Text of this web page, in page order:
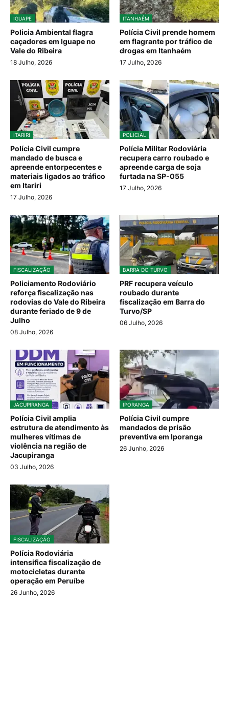
IGUAPE
Policia Ambiental flagra
caçadores em Iguape no
Vale do Ribeira
18 Julho, 2026
ITANHAÉM
Polícia Civil prende homem
em flagrante por tráfico de
drogas em Itanhaém
17 Julho, 2026
ITARIRI
Polícia Civil cumpre
mandado de busca e
apreende entorpecentes e
materiais ligados ao tráfico
em Itariri
17 Julho, 2026
POLICIAL
Polícia Militar Rodoviária
recupera carro roubado e
apreende carga de soja
furtada na SP-055
17 Julho, 2026
FISCALIZAÇÃO
Policiamento Rodoviário
reforça fiscalização nas
rodovias do Vale do Ribeira
durante feriado de 9 de
Julho
08 Julho, 2026
BARRA DO TURVO
PRF recupera veículo
roubado durante
fiscalização em Barra do
Turvo/SP
06 Julho, 2026
JACUPIRANGA
Polícia Civil amplia
estrutura de atendimento às
mulheres vítimas de
violência na região de
Jacupiranga
03 Julho, 2026
IPORANGA
Polícia Civil cumpre
mandados de prisão
preventiva em Iporanga
26 Junho, 2026
FISCALIZAÇÃO
Polícia Rodoviária
intensifica fiscalização de
motocicletas durante
operação em Peruíbe
26 Junho, 2026